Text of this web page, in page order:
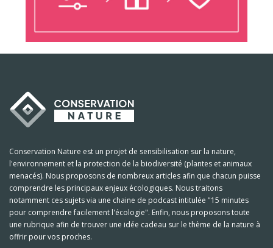
Conservation Nature est un projet de sensibilisation sur la nature,
l'environnement et la protection de la biodiversité (plantes et animaux
menacés). Nous proposons de nombreux articles afin que chacun puisse
comprendre les principaux enjeux écologiques. Nous traitons
notamment ces sujets via une chaine de podcast intitulée "15 minutes
pour comprendre facilement l'écologie". Enfin, nous proposons toute
une rubrique afin de trouver une idée cadeau sur le thème de la nature à
offrir pour vos proches.